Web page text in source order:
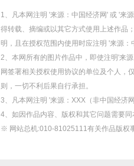
1、凡本网注明 '来源：中国经济网' 或 '来
得转载、摘编或以其它方式使用上述作品
明，且在授权范围内使用时应注明 '来源
2、本网所有的图片作品中，即使注明'来
网签署相关授权使用协议的单位及个人，
则，一切不利后果自行承担。
3、凡本网注明 '来源：XXX（非中国经济
4、如因作品内容、版权和其它问题需要同
※ 网站总机:010-81025111有关作品版权